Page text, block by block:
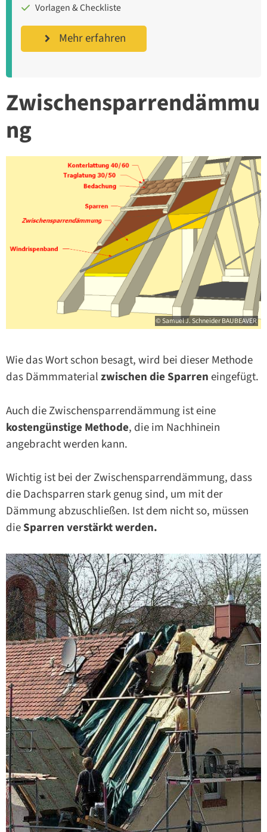
Vorlagen & Checkliste
Mehr erfahren
Zwischensparrendämmu
ng
© Samuel J. Schneider BAUBEAVER
Wie das Wort schon besagt, wird bei dieser Methode
das Dämmmaterialzwischen die Sparren eingefügt.
Auch die Zwischensparrendämmung ist eine
kostengünstige Methode, die im Nachhinein
angebracht werden kann.
Wichtig ist bei der Zwischensparrendämmung, dass
die Dachsparren stark genug sind, um mit der
Dämmung abzuschließen. Ist dem nicht so, müssen
dieSparren verstärkt werden.